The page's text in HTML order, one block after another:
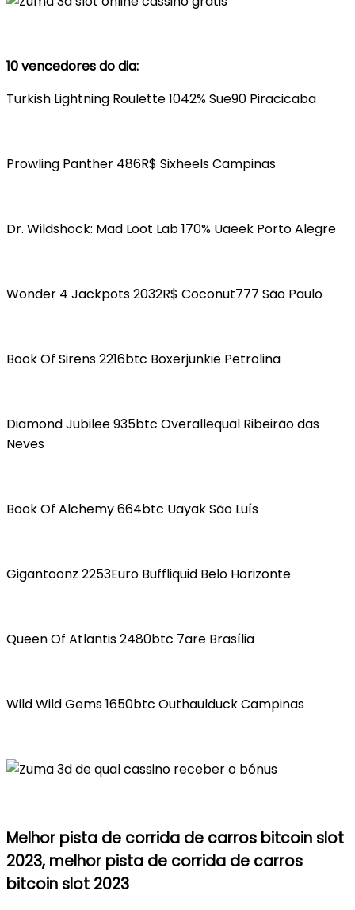
10 vencedores do dia:
Turkish Lightning Roulette 1042% Sue90 Piracicaba
Prowling Panther 486R$ Sixheels Campinas
Dr. Wildshock: Mad Loot Lab 170% Uaeek Porto Alegre
Wonder 4 Jackpots 2032R$ Coconut777 São Paulo
Book Of Sirens 2216btc Boxerjunkie Petrolina
Diamond Jubilee 935btc Overallequal Ribeirão das
Neves
Book Of Alchemy 664btc Uayak São Luís
Gigantoonz 2253Euro Buffliquid Belo Horizonte
Queen Of Atlantis 2480btc 7are Brasília
Wild Wild Gems 1650btc Outhaulduck Campinas
Melhor pista de corrida de carros bitcoin slot
2023, melhor pista de corrida de carros
bitcoin slot 2023